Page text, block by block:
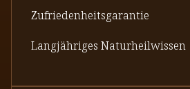
Zufriedenheitsgarantie
Langjähriges Naturheilwissen